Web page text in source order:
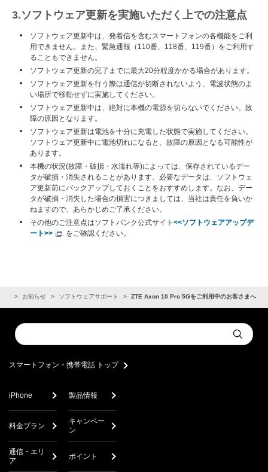
3.ソフトウェア更新を実施いただく上での注意点
ソフトウェア更新中は、発着信を含むスマートフォンの各機能をご利
用できません。また、緊急通報（110番、118番、119番）をご利用す
ることもできません。
ソフトウェア更新の完了までに最大20分程度かかる場合があります。
ソフトウェア更新を行う際は通信が切断されないよう、電波状態のよ
い場所で移動せずに実施してください。
ソフトウェア更新中は、絶対に本機の電源を切らないでください。故
障の原因となります。
ソフトウェア更新は電池を十分に充電した状態で実施してください。
ソフトウェア更新中に電池切れになると、故障の原因となる可能性が
あります。
本機の状況(故障・破損・水濡れ等)によっては、保存されているデー
タが破損・消失されることがあります。必要なデータは、ソフトウェ
ア更新前にバックアップしておくことをおすすめします。なお、デー
タが破損・消失した場合の損害につきましては、当社は責任を負いか
ねますので、あらかじめご了承ください。
その他のご注意点はソフトバンク公式サイト <<ソフトウェアアップデ
ート>>
をご確認ください。
話 お知らせ ソフトウェアサポート ZTE Axon 10 Pro 5Gをご利用中のお客さまへ
Conduct
a
Submit
スマートフォン・携帯電話 トップ
iPhone 製品情報
料金プラン
キャンペー
ン
通信・エリ
ア
ポイント